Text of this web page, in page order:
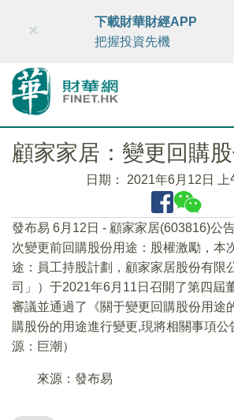
財華智庫網 FINTV FINMETA
×
下載財華財經APP
把握投資先機
顧家家居：變更回購
日期： 2021年6月12日 上
發布易 6月12日 - 顧家家居(603816)公
次變更前回購股份用途：股權激勵，本
途：員工持股計劃，顧家家居股份有限
司」）于2021年6月11日召開了第四屆
審議並通過了《關于變更回購股份用途
購股份的用途進行變更,現將相關事項公
源：巨潮）
來源：發布易